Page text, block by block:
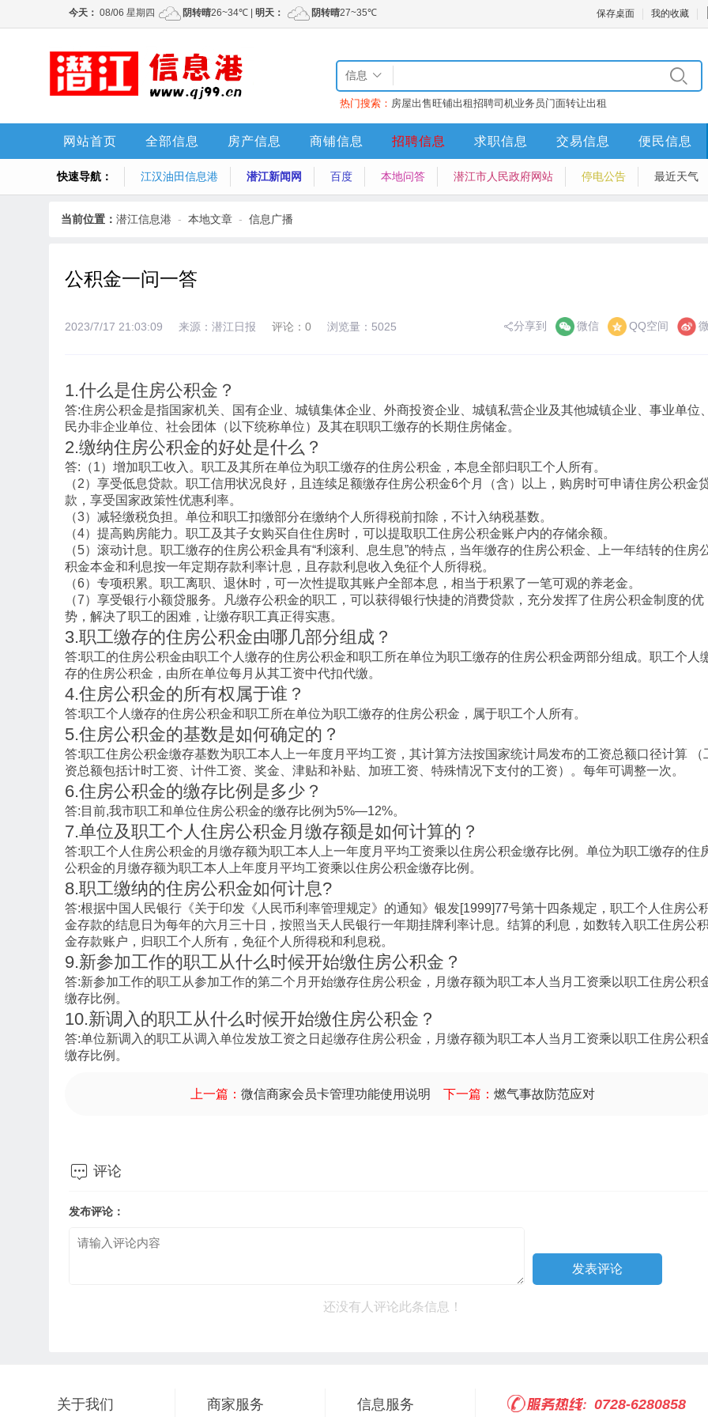
保存桌面 我的收藏
信息
热门搜索： 房屋出售旺铺出租招聘司机业务员门面转让出租
网站首页 全部信息 房产信息 商铺信息 招聘信息 求职信息 交易信息 便民信息
快速导航： 江汉油田信息港 潜江新闻网 百度 本地问答 潜江市人民政府网站 停电公告 最近天气
当前位置： 潜江信息港 - 本地文章 - 信息广播
公积金一问一答
2023/7/17 21:03:09 来源：潜江日报 评论：0 浏览量：5025 分享到 微信 QQ空间
1.什么是住房公积金？
答:住房公积金是指国家机关、国有企业、城镇集体企业、外商投资企业、城镇私营企业及其他城镇企业、事业单位、
民办非企业单位、社会团体（以下统称单位）及其在职职工缴存的长期住房储金。
2.缴纳住房公积金的好处是什么？
答:（1）增加职工收入。职工及其所在单位为职工缴存的住房公积金，本息全部归职工个人所有。
（2）享受低息贷款。职工信用状况良好，且连续足额缴存住房公积金6个月（含）以上，购房时可申请住房公积金
款，享受国家政策性优惠利率。
（3）减轻缴税负担。单位和职工扣缴部分在缴纳个人所得税前扣除，不计入纳税基数。
（4）提高购房能力。职工及其子女购买自住住房时，可以提取职工住房公积金账户内的存储余额。
（5）滚动计息。职工缴存的住房公积金具有“利滚利、息生息”的特点，当年缴存的住房公积金、上一年结转的住房
积金本金和利息按一年定期存款利率计息，且存款利息收入免征个人所得税。
（6）专项积累。职工离职、退休时，可一次性提取其账户全部本息，相当于积累了一笔可观的养老金。
（7）享受银行小额贷服务。凡缴存公积金的职工，可以获得银行快捷的消费贷款，充分发挥了住房公积金制度的优
势，解决了职工的困难，让缴存职工真正得实惠。
3.职工缴存的住房公积金由哪几部分组成？
答:职工的住房公积金由职工个人缴存的住房公积金和职工所在单位为职工缴存的住房公积金两部分组成。职工个人
存的住房公积金，由所在单位每月从其工资中代扣代缴。
4.住房公积金的所有权属于谁？
答:职工个人缴存的住房公积金和职工所在单位为职工缴存的住房公积金，属于职工个人所有。
5.住房公积金的基数是如何确定的？
答:职工住房公积金缴存基数为职工本人上一年度月平均工资，其计算方法按国家统计局发布的工资总额口径计算 （
资总额包括计时工资、计件工资、奖金、津贴和补贴、加班工资、特殊情况下支付的工资）。每年可调整一次。
6.住房公积金的缴存比例是多少？
答:目前,我市职工和单位住房公积金的缴存比例为5%—12%。
7.单位及职工个人住房公积金月缴存额是如何计算的？
答:职工个人住房公积金的月缴存额为职工本人上一年度月平均工资乘以住房公积金缴存比例。单位为职工缴存的住
公积金的月缴存额为职工本人上年度月平均工资乘以住房公积金缴存比例。
8.职工缴纳的住房公积金如何计息?
答:根据中国人民银行《关于印发《人民币利率管理规定》的通知》银发[1999]77号第十四条规定，职工个人住房公
金存款的结息日为每年的六月三十日，按照当天人民银行一年期挂牌利率计息。结算的利息，如数转入职工住房公积
金存款账户，归职工个人所有，免征个人所得税和利息税。
9.新参加工作的职工从什么时候开始缴住房公积金？
答:新参加工作的职工从参加工作的第二个月开始缴存住房公积金，月缴存额为职工本人当月工资乘以职工住房公积
缴存比例。
10.新调入的职工从什么时候开始缴住房公积金？
答:单位新调入的职工从调入单位发放工资之日起缴存住房公积金，月缴存额为职工本人当月工资乘以职工住房公积
缴存比例。
上一篇： 微信商家会员卡管理功能使用说明 下一篇： 燃气事故防范应对
 评论
发布评论：
还没有人评论此条信息！
关于我们 商家服务 信息服务 0728-6280858